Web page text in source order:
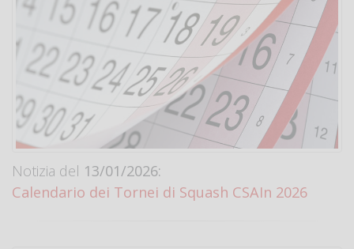
Notizia del 13/01/2026:
Calendario dei Tornei di Squash CSAIn 2026